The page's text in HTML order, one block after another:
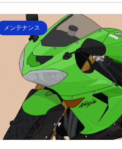
メンテナンス